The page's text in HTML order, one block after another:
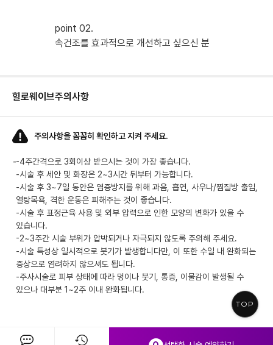
TOP
point 02.
속건조를 효과적으로 개선하고 싶으신 분
힐로웨이브주의사항
주의사항을 꼼꼼히 확인하고 지켜 주세요.
--4주간격으로 3회이상 받으시는 것이 가장 좋습니다.
-시술 후 세안 및 화장은 2~3시간 뒤부터 가능합니다.
-시술 후 3~7일 동안은 염증방지를 위해 과음, 흡연, 사우나/찜질방 출입,
열탕목욕, 격한 운동은 피해주는 것이 좋습니다.
-시술 후 표정근육 사용 및 외부 압력으로 인한 모양의 변화가 있을 수
있습니다.
-2~3주간 시술 부위가 압박되거나 자극되지 않도록 주의해 주세요.
-시술 특성상 일시적으로 붓기가 발생합니다만, 이 또한 수일 내 완화되는
증상으로 염려하지 않으셔도 됩니다.
-주사시술로 피부 상태에 따라 멍이나 붓기, 통증, 이물감이 발생될 수
있으나 대부분 1~2주 이내 완화됩니다.